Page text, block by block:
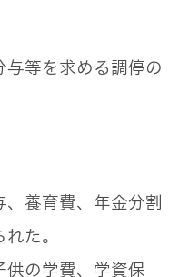
与等を求める調停の
養育費、年金分割
た。
供の学費、学資保